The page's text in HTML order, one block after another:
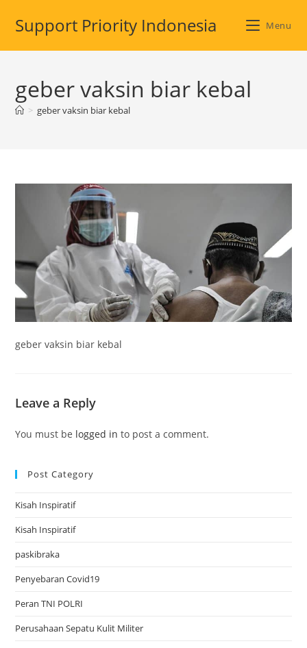
Support Priority Indonesia Menu
geber vaksin biar kebal
> geber vaksin biar kebal
geber vaksin biar kebal
Leave a Reply
You must be logged in to post a comment.
Post Category
Kisah Inspiratif
Kisah Inspiratif
paskibraka
Penyebaran Covid19
Peran TNI POLRI
Perusahaan Sepatu Kulit Militer